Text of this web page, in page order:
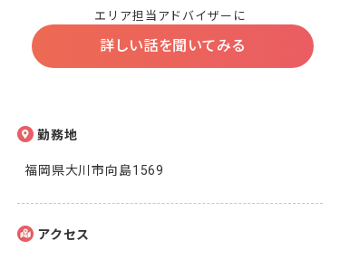
エリア担当アドバイザーに
詳しい話を聞いてみる
勤務地
福岡県大川市向島1569
アクセス